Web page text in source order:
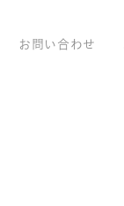
お問い合わせ